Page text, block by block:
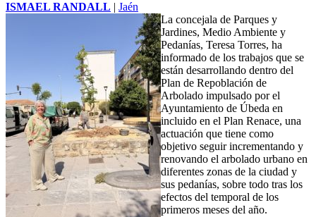
ISMAEL RANDALL | Jaén
La concejala de Parques y
Jardines, Medio Ambiente y
Pedanías, Teresa Torres, ha
informado de los trabajos que se
están desarrollando dentro del
Plan de Repoblación de
Arbolado impulsado por el
Ayuntamiento de Úbeda en
incluido en el Plan Renace, una
actuación que tiene como
objetivo seguir incrementando y
renovando el arbolado urbano en
diferentes zonas de la ciudad y
sus pedanías, sobre todo tras los
efectos del temporal de los
primeros meses del año.